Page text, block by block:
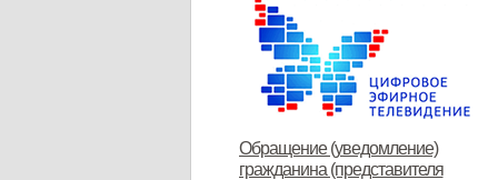
Обращение (уведомление)
гражданина (представителя